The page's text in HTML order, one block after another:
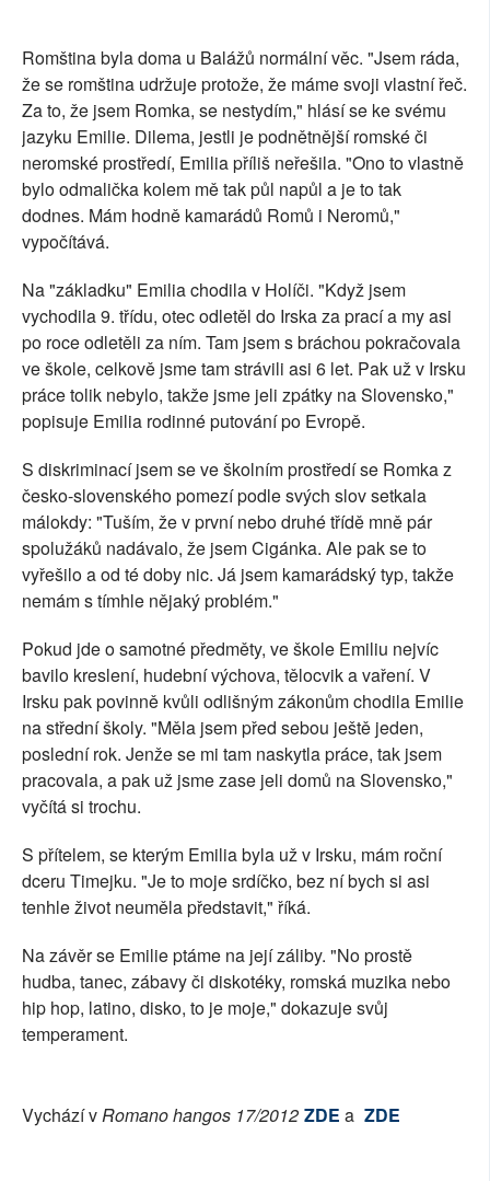
Romština byla doma u Balážů normální věc. "Jsem ráda,
že se romština udržuje protože, že máme svoji vlastní řeč.
Za to, že jsem Romka, se nestydím," hlásí se ke svému
jazyku Emilie. Dilema, jestli je podnětnější romské či
neromské prostředí, Emilia příliš neřešila. "Ono to vlastně
bylo odmalička kolem mě tak půl napůl a je to tak
dodnes. Mám hodně kamarádů Romů i Neromů,"
vypočítává.
Na "základku" Emilia chodila v Holíči. "Když jsem
vychodila 9. třídu, otec odletěl do Irska za prací a my asi
po roce odletěli za ním. Tam jsem s bráchou pokračovala
ve škole, celkově jsme tam strávili asi 6 let. Pak už v Irsku
práce tolik nebylo, takže jsme jeli zpátky na Slovensko,"
popisuje Emilia rodinné putování po Evropě.
S diskriminací jsem se ve školním prostředí se Romka z
česko-slovenského pomezí podle svých slov setkala
málokdy: "Tuším, že v první nebo druhé třídě mně pár
spolužáků nadávalo, že jsem Cigánka. Ale pak se to
vyřešilo a od té doby nic. Já jsem kamarádský typ, takže
nemám s tímhle nějaký problém."
Pokud jde o samotné předměty, ve škole Emiliu nejvíc
bavilo kreslení, hudební výchova, tělocvik a vaření. V
Irsku pak povinně kvůli odlišným zákonům chodila Emilie
na střední školy. "Měla jsem před sebou ještě jeden,
poslední rok. Jenže se mi tam naskytla práce, tak jsem
pracovala, a pak už jsme zase jeli domů na Slovensko,"
vyčítá si trochu.
S přítelem, se kterým Emilia byla už v Irsku, mám roční
dceru Timejku. "Je to moje srdíčko, bez ní bych si asi
tenhle život neuměla představit," říká.
Na závěr se Emilie ptáme na její záliby. "No prostě
hudba, tanec, zábavy či diskotéky, romská muzika nebo
hip hop, latino, disko, to je moje," dokazuje svůj
temperament.
Vychází vRomano hangos 17/2012 ZDE a ZDE